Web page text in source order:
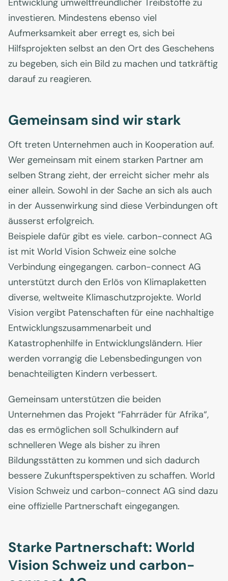
Entwicklung umweltfreundlicher Treibstoffe zu
investieren. Mindestens ebenso viel
Aufmerksamkeit aber erregt es, sich bei
Hilfsprojekten selbst an den Ort des Geschehens
zu begeben, sich ein Bild zu machen und tatkräftig
darauf zu reagieren.
Gemeinsam sind wir stark
Oft treten Unternehmen auch in Kooperation auf.
Wer gemeinsam mit einem starken Partner am
selben Strang zieht, der erreicht sicher mehr als
einer allein. Sowohl in der Sache an sich als auch
in der Aussenwirkung sind diese Verbindungen oft
äusserst erfolgreich.
Beispiele dafür gibt es viele. carbon-connect AG
ist mit World Vision Schweiz eine solche
Verbindung eingegangen. carbon-connect AG
unterstützt durch den Erlös von Klimaplaketten
diverse, weltweite Klimaschutzprojekte. World
Vision vergibt Patenschaften für eine nachhaltige
Entwicklungszusammenarbeit und
Katastrophenhilfe in Entwicklungsländern. Hier
werden vorrangig die Lebensbedingungen von
benachteiligten Kindern verbessert.
Gemeinsam unterstützen die beiden
Unternehmen das Projekt “Fahrräder für Afrika“,
das es ermöglichen soll Schulkindern auf
schnelleren Wege als bisher zu ihren
Bildungsstätten zu kommen und sich dadurch
bessere Zukunftsperspektiven zu schaffen. World
Vision Schweiz und carbon-connect AG sind dazu
eine offizielle Partnerschaft eingegangen.
Starke Partnerschaft: World
Vision Schweiz und carbon-